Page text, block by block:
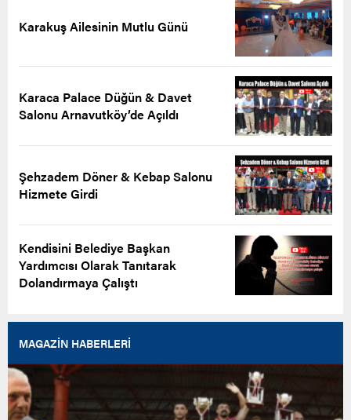
Karakuş Ailesinin Mutlu Günü
Karaca Palace Düğün & Davet
Salonu Arnavutköy’de Açıldı
Şehzadem Döner & Kebap Salonu
Hizmete Girdi
Kendisini Belediye Başkan
Yardımcısı Olarak Tanıtarak
Dolandırmaya Çalıştı
MAGAZİN HABERLERİ